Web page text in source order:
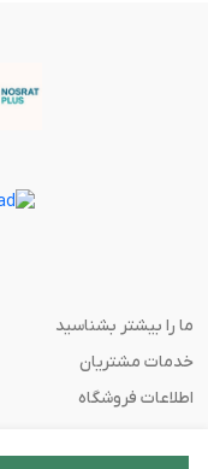
ما را بیشتر بشناسید
خدمات مشتریان
اطلاعات فروشگاه